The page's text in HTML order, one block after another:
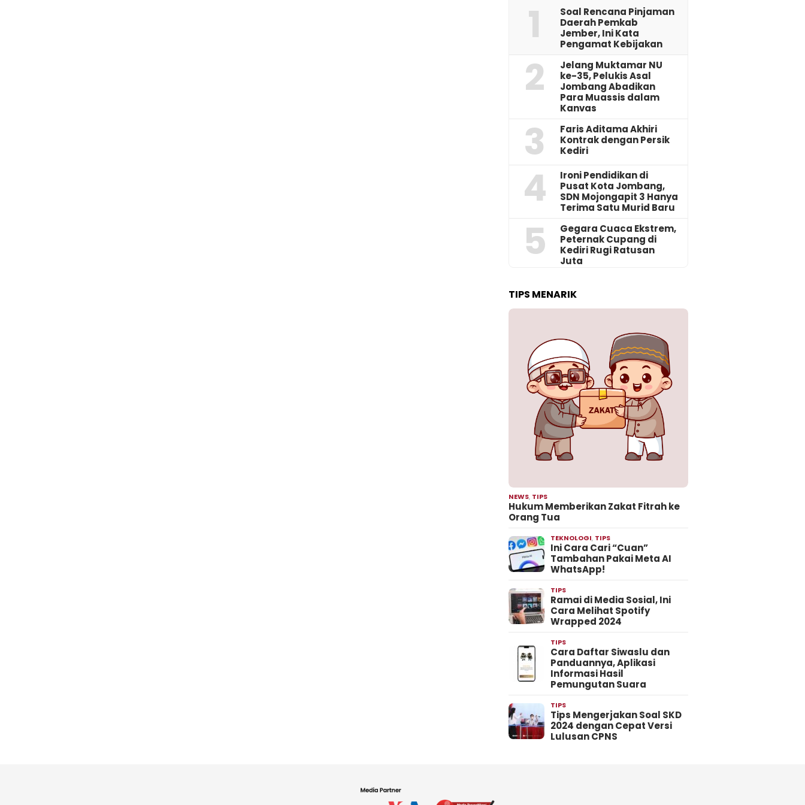
1
‎Soal Rencana Pinjaman
Daerah Pemkab
Jember, Ini Kata
Pengamat Kebijakan ‎
2
Jelang Muktamar NU
ke-35, Pelukis Asal
Jombang Abadikan
Para Muassis dalam
Kanvas
3
Faris Aditama Akhiri
Kontrak dengan Persik
Kediri
4
Ironi Pendidikan di
Pusat Kota Jombang,
SDN Mojongapit 3 Hanya
Terima Satu Murid Baru
5
‎Gegara Cuaca Ekstrem,
Peternak Cupang di
Kediri Rugi Ratusan
Juta
TIPS MENARIK
NEWS, TIPS
Hukum Memberikan Zakat Fitrah ke
Orang Tua
TEKNOLOGI, TIPS
Ini Cara Cari “Cuan”
Tambahan Pakai Meta AI
WhatsApp!
TIPS
Ramai di Media Sosial, Ini
Cara Melihat Spotify
Wrapped 2024
TIPS
Cara Daftar Siwaslu dan
Panduannya, Aplikasi
Informasi Hasil
Pemungutan Suara
TIPS
Tips Mengerjakan Soal SKD
2024 dengan Cepat Versi
Lulusan CPNS